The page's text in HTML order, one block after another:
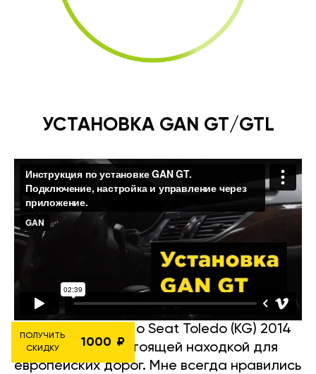
УСТАНОВКА GAN GT/GTL
Вот подробности о Seat Toledo (KG) 2014
1.2 TSI 86HP — настоящей находкой для
европейских дорог. Мне всегда нравились
ПОЛУЧИТЬ
СКИДКУ
1000